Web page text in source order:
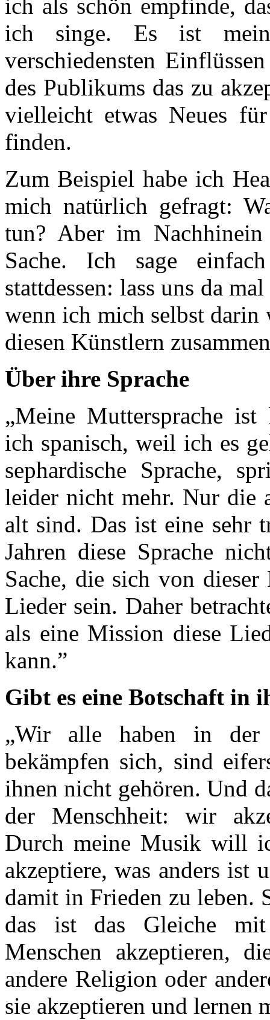
ich als schön empfinde,
ich singe. Es ist
verschiedensten
des Publikums das zu
vielleicht etwas Neues
finden.
Zum Beispiel habe ich
mich natürlich gefragt:
tun? Aber im
Sache. Ich sage
stattdessen: lass uns da
wenn ich mich selbst
diesen Künstlern
Über ihre Sprache
„Meine Muttersprache
ich spanisch, weil ich es
sephardische Sprache,
leider nicht mehr. Nur die
alt sind. Das ist eine sehr
Jahren diese Sprache
Sache, die sich von
Lieder sein. Daher
als eine Mission diese
kann.”
Gibt es eine Botschaft in
„Wir alle haben in der
bekämpfen sich, sind
ihnen nicht gehören. Und
der Menschheit: wir
Durch meine Musik will
akzeptiere, was anders ist
damit in Frieden zu leben.
das ist das Gleiche
Menschen akzeptieren,
andere Religion oder
sie akzeptieren und lernen